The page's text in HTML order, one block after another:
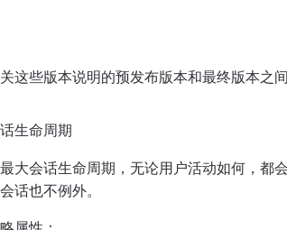
这些版本说明的预发布版本和最终版本之
生命周期
大会话生命周期，无论用户活动如何，都
话也不例外。